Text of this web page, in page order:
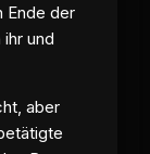
Ende der
und
aber